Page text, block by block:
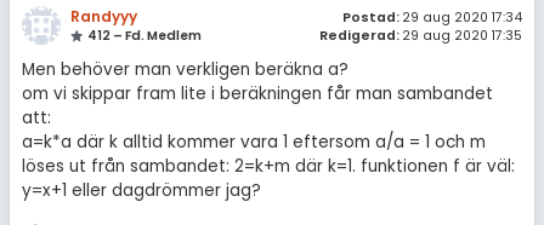
Randyyy
412 – Fd. Medlem
Postad: 29 aug 2020 17:34
Redigerad: 29 aug 2020 17:35
Men behöver man verkligen beräkna a?
om vi skippar fram lite i beräkningen får man sambandet
att:
a=k*a där k alltid kommer vara 1 eftersom a/a = 1 och m
löses ut från sambandet: 2=k+m där k=1. funktionen f är väl:
y=x+1 eller dagdrömmer jag?